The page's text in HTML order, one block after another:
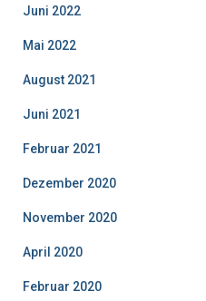
Juni 2022
Mai 2022
August 2021
Juni 2021
Februar 2021
Dezember 2020
November 2020
April 2020
Februar 2020